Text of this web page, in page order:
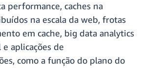
performance, caches na
na escala da web, frotas
em cache, big data analytics
aplicações de
como a função do plano do